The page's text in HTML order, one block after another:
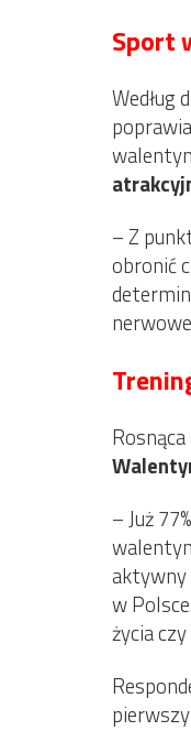
Sport
Według
– Z
obronić
– Już
aktywny
w
życia